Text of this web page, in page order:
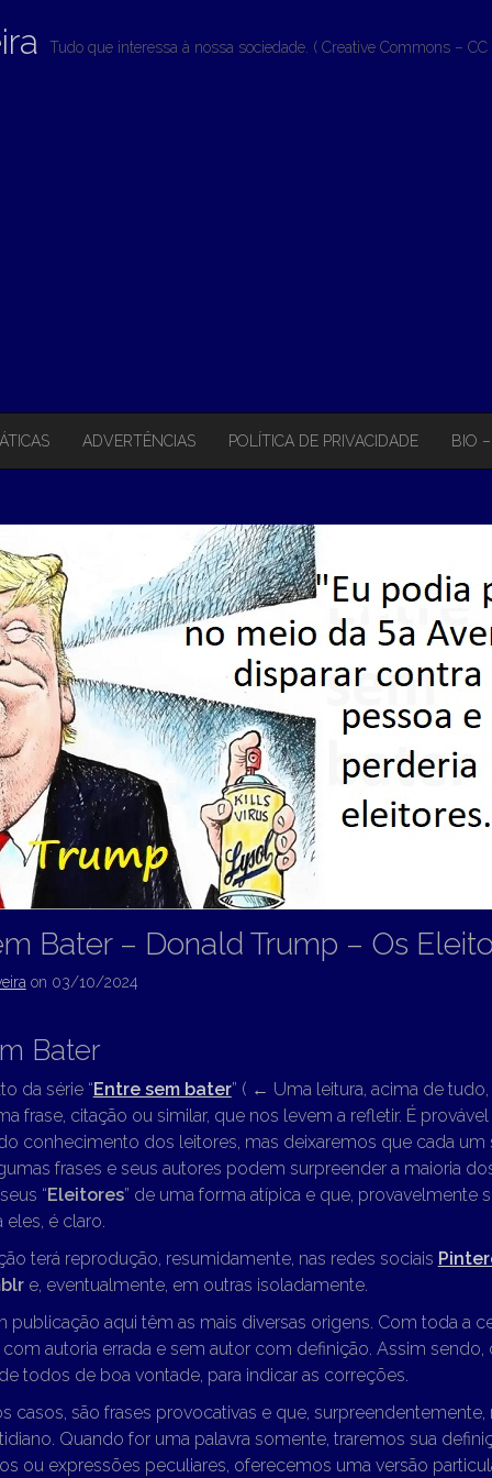
Tudo que interessa à nossa sociedade. ( Creative Commons – CC
ADVERTÊNCIAS POLÍTICA DE PRIVACIDADE BIO
Bater – Donald Trump – Os
on 03/10/2024
Bater
da série “Entre sem bater” ( ← Uma leitura, acima de tudo,
frase, citação ou similar, que nos levem a refletir. É
conhecimento dos leitores, mas deixaremos que cada um
frases e seus autores podem surpreender a maioria
“Eleitores” de uma forma atípica e que, provavelmente
é claro.
terá reprodução, resumidamente, nas redes sociais
e, eventualmente, em outras isoladamente.
publicação aqui têm as mais diversas origens. Com toda a
com autoria errada e sem autor com definição. Assim
todos de boa vontade, para indicar as correções.
casos, são frases provocativas e que,
Quando for uma palavra somente, traremos sua
ou expressões peculiares, oferecemos uma versão